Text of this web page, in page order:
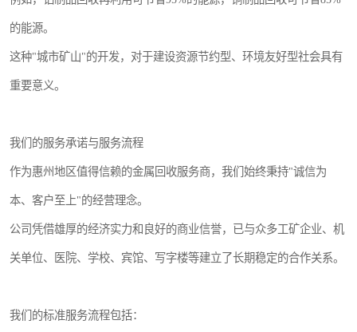
的能源。
这种"城市矿山"的开发，对于建设资源节约型、环境友好型社会具有
重要意义。
我们的服务承诺与服务流程
作为惠州地区值得信赖的金属回收服务商，我们始终秉持"诚信为
本、客户至上"的经营理念。
公司凭借雄厚的经济实力和良好的商业信誉，已与众多工矿企业、机
关单位、医院、学校、宾馆、写字楼等建立了长期稳定的合作关系。
我们的标准服务流程包括：